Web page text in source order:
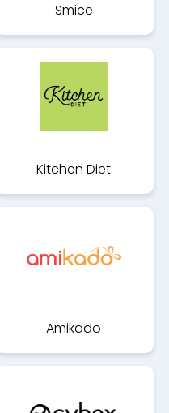
Smice
Kitchen Diet
Amikado